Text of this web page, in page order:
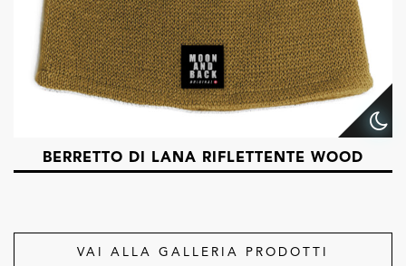
BERRETTO DI LANA RIFLETTENTE WOOD
VAI ALLA GALLERIA PRODOTTI